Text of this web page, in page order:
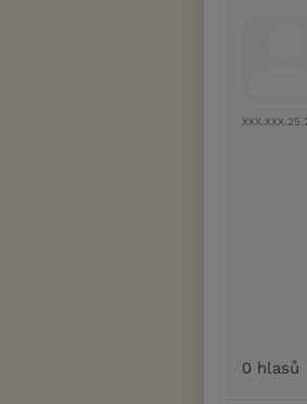
0 hlasů